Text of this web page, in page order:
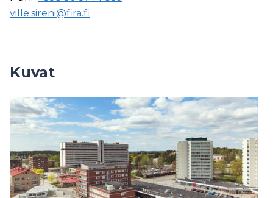
ville.sireni@fira.fi
Kuvat